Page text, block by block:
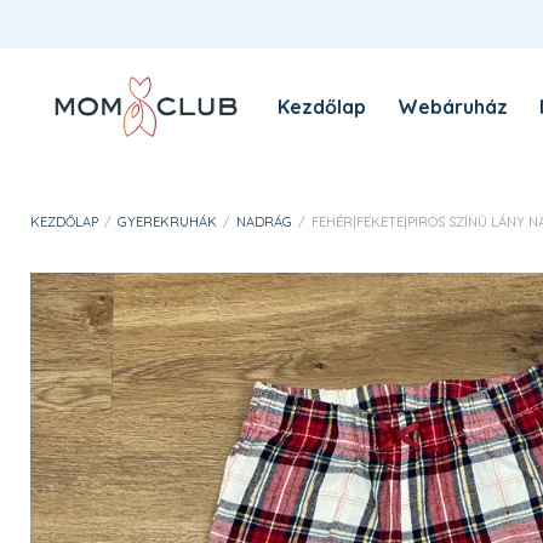
Kezdőlap Webáruház
KEZDŐLAP / GYEREKRUHÁK / NADRÁG / FEHÉR|FEKETE|PIROS SZÍNŰ LÁNY